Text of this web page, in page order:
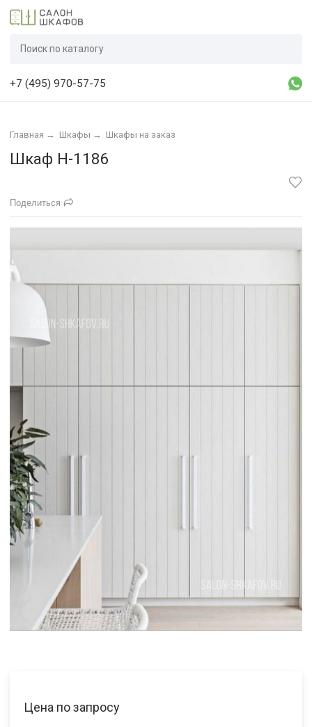
+7 (495) 970-57-75
Главная → Шкафы → Шкафы на заказ
Шкаф Н-1186
Поделиться
Цена по запросу